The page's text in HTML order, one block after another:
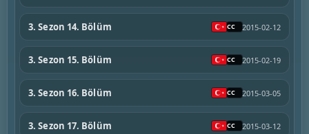
3. Sezon 14. Bölüm 2015-02-12
3. Sezon 15. Bölüm 2015-02-19
3. Sezon 16. Bölüm 2015-03-05
3. Sezon 17. Bölüm 2015-03-12